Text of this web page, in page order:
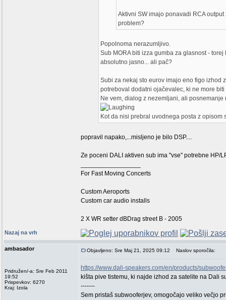
Aktivni SW imajo ponavadi RCA
problem?
Popolnoma nerazumljivo.
Sub MORA biti izza gumba za glasnost -
absolutno jasno... ali pač?
Subi za nekaj sto eurov imajo eno figo izhod
potreboval dodatni ojačevalec, ki ne more
Ne vem, dialog z nezemljani, ali
Kot da nisi prebral uvodnega posta z opisom
popravil napako,...misljeno je bilo DSP....
Ze poceni DALI aktiven sub ima "vse" potrebne HP/
For Fast Moving Concerts
Custom Aeroports
Custom car audio installs
2 X WR setter dBDrag street B - 2005
Nazaj na vrh
ambasador
Pridružen/-a: Sre Feb 2011
19:52
Prispevkov: 6270
Kraj: Izola
Objavljeno: Sre Maj 21, 2025 09:12 Naslov sporočila:
https://www.dali-speakers.com/en/products/
kišta pive tistemu, ki najde izhod za satelite na Dali
-------
Sem pristaš subwooferjev, omogočajo veliko večjo